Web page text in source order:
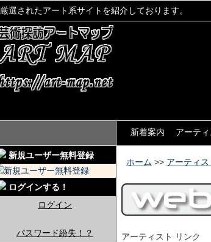
厳選されたアート系サイトを紹介しております。
新着案内 アーテ
新規ユーザー無料登録
ログインする！
ログイン
パスワード紛失！？
ホーム >> アーティ
アーティスト リンク